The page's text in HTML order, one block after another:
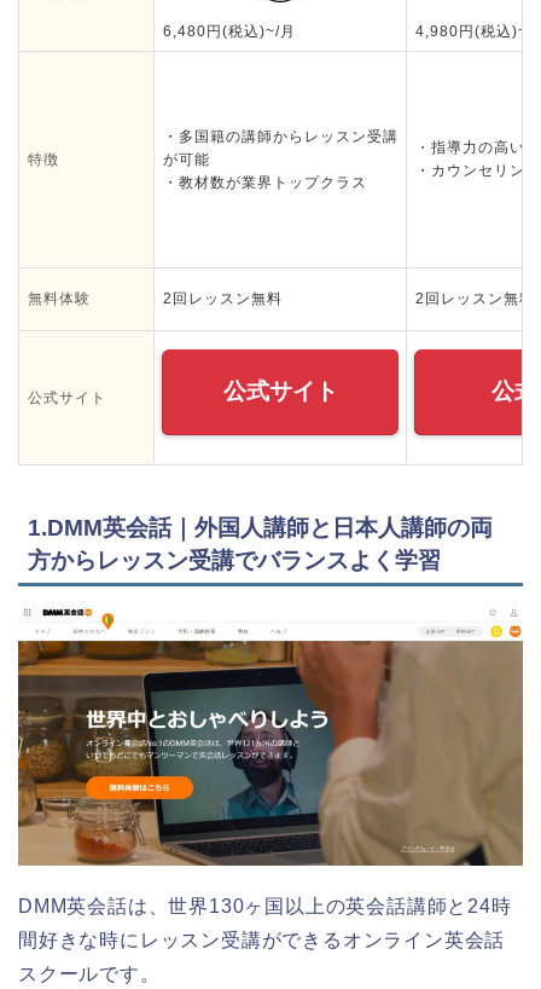
6,480円(税込)~/月 4,980円(税込)~/
特徴
・多国籍の講師からレッスン受講
が可能
・教材数が業界トップクラス
・指導力の高い
・カウンセリン
無料体験 2回レッスン無料 2回レッスン無料
公式サイト 公式サイト 公
1.DMM英会話｜外国人講師と日本人講師の両
方からレッスン受講でバランスよく学習
DMM英会話は、世界130ヶ国以上の英会話講師と24時
間好きな時にレッスン受講ができるオンライン英会話
スクールです。